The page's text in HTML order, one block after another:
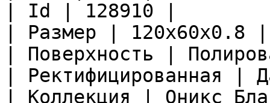
| Id | 128910 |
| Размер | 120x60x0.8 |
| Поверхность |
| Ректифицированная |
| Коллекция | Оникс